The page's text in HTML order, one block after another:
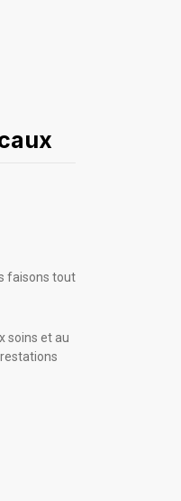
faisons tout
soins et au